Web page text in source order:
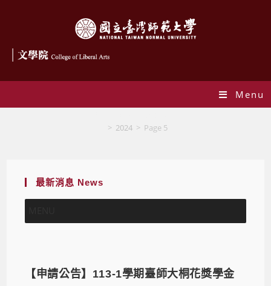
Menu
> 2024 > Page 5
最新消息 News
【申請公告】113-1學期臺師大桐花獎學金